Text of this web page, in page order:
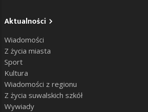
Aktualności
Wiadomości
Z życia miasta
Sport
Kultura
Wiadomości z regionu
Z życia suwalskich szkół
Wywiady